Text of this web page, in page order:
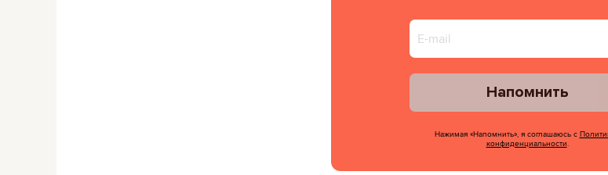
Напомнить
Нажимая «Напомнить», я соглашаюсь с
конфиденциальности